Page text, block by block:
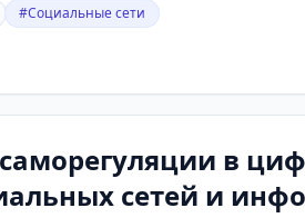
#Социальные сети
в
сетей и